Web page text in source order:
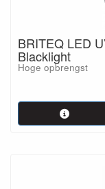
BRITEQ LED
Blacklight
Hoge opbrengst